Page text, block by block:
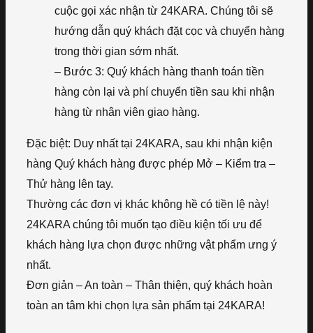
cuộc gọi xác nhận từ 24KARA. Chúng tôi sẽ
hướng dẫn quý khách đặt cọc và chuyển hàng
trong thời gian sớm nhất.
– Bước 3: Quý khách hàng thanh toán tiền
hàng còn lại và phí chuyển tiền sau khi nhận
hàng từ nhân viên giao hàng.
Đặc biệt: Duy nhất tại 24KARA, sau khi nhận kiện
hàng Quý khách hàng được phép Mở – Kiểm tra –
Thử hàng lên tay.
Thường các đơn vị khác không hề có tiền lệ này!
24KARA chúng tôi muốn tạo điều kiện tối ưu để
khách hàng lựa chọn được những vật phẩm ưng ý
nhất.
Đơn giản – An toàn – Thân thiện, quý khách hoàn
toàn an tâm khi chọn lựa sản phẩm tại 24KARA!